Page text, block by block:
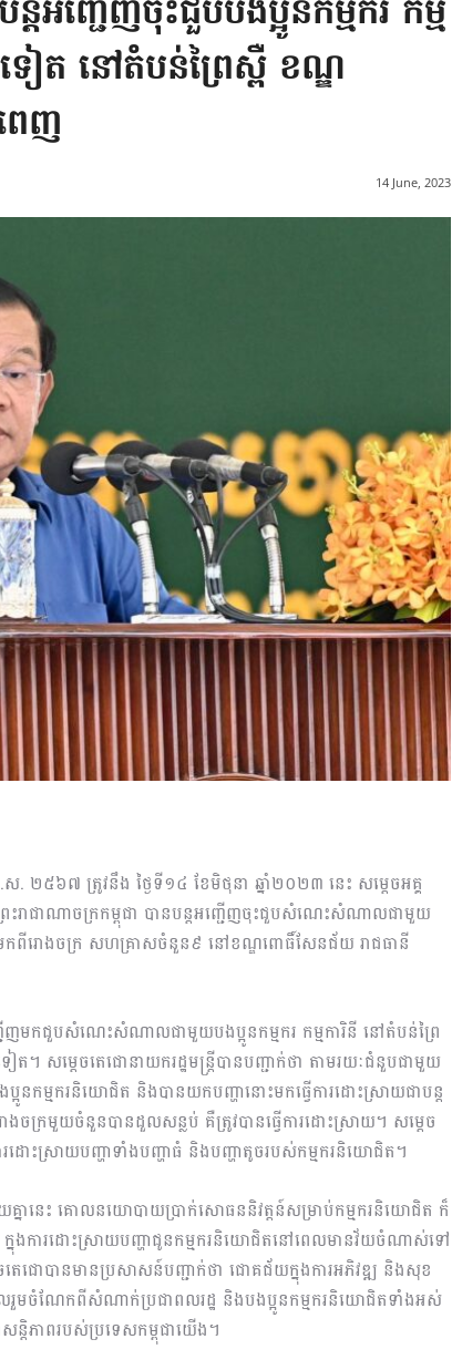
I
ព័ត៌មាន​
និង
អញ្ជើញចុះជួបបងប្អូនកម្មករ កម្ម
ៀត នៅតំបន់ព្រៃស្ពឺ ខណ្ឌ
េញ
14 June, 2023
. ២៥៦៧ ត្រូវនឹង ថ្ងៃទី១៤ ខែមិថុនា ឆ្នាំ២០២៣ នេះ សម្តេចអគ្គ
ះរាជាណាចក្រកម្ពុជា បានបន្តអញ្ជើញចុះជួបសំណេះសំណាលជាមួយ
មកពីរោងចក្រ សហគ្រាសចំនួន៩ នៅខណ្ឌពោធិ៍សែនជ័យ រាជធានី
ញមកជួបសំណេះសំណាលជាមួយបងប្អូនកម្មករ កម្មការិនី នៅតំបន់ព្រៃ
ត។ សម្តេចតេជោនាយករដ្ឋមន្ត្រីបានបញ្ជាក់ថា តាមរយៈជំនួបជាមួយ
នកម្មករនិយោជិត និងបានយកបញ្ហានោះមកធ្វើការដោះស្រាយជាបន្ត
ចក្រមួយចំនួនបានដួលសន្លប់ គឺត្រូវបានធ្វើការដោះស្រាយ។ សម្តេច
រដោះស្រាយបញ្ហាទាំងបញ្ហាធំ និងបញ្ហាតូចរបស់កម្មករនិយោជិត។
គ្នានេះ គោលនយោបាយប្រាក់សោធននិវត្តន៍សម្រាប់កម្មករនិយោជិត ក៏
នុងការដោះស្រាយបញ្ហាជូនកម្មករនិយោជិតនៅពេលមានវ័យចំណាស់ទៅ
េជោបានមានប្រសាសន៍បញ្ជាក់ថា ជោគជ័យក្នុងការអភិវឌ្ឍ និងសុខ
លរួមចំណែកពីសំណាក់ប្រជាពលរដ្ឋ និងបងប្អូនកម្មករនិយោជិតទាំងអស់
សន្ដិភាពរបស់ប្រទេសកម្ពុជាយើង។